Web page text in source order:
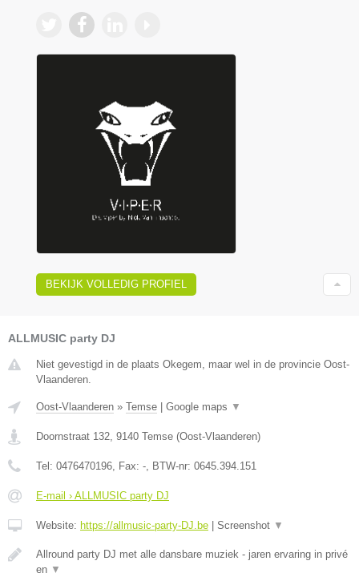
BEKIJK VOLLEDIG PROFIEL
ALLMUSIC party DJ
Niet gevestigd in de plaats Okegem, maar wel in de provincie Oost-
Vlaanderen.
Oost-Vlaanderen » Temse Google maps ▼
Doornstraat 132, 9140 Temse (Oost-Vlaanderen)
Tel: 0476470196, Fax: -, BTW-nr: 0645.394.151
E-mail › ALLMUSIC party DJ
Website: https://allmusic-party-DJ.be Screenshot ▼
Allround party DJ met alle dansbare muziek - jaren ervaring in privé
en ▼